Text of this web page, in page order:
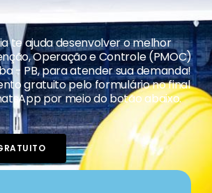
te ajuda desenvolver o melhor
Operação e Controle (PMOC)
- PB, para atender sua demanda!
gratuito pelo formulário no final
por meio do botão abaixo.